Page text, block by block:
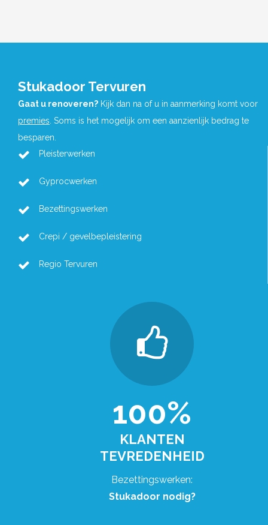
Stukadoor Tervuren
Gaat u renoveren? Kijk dan na of u in aanmerking komt voor
premies. Soms is het mogelijk om een aanzienlijk bedrag te
besparen.
Pleisterwerken
Gyprocwerken
Bezettingswerken
Crepi / gevelbepleistering
Regio Tervuren
100%
KLANTEN
TEVREDENHEID
Bezettingswerken:
Stukadoor nodig?